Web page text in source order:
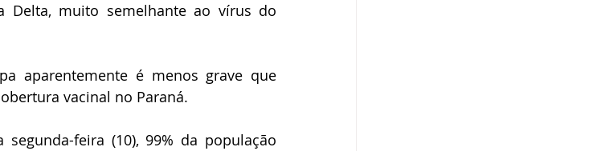
Delta, muito semelhante ao vírus do
aparentemente é menos grave que
vacinal no Paraná.
feira (10), 99% da população